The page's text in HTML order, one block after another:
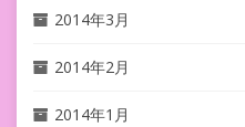
2014年3月
2014年2月
2014年1月